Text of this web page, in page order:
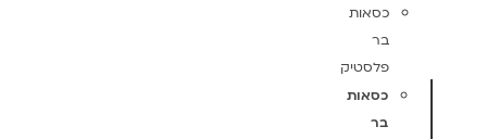
כסאות
בר
פלסטיק
כסאות
בר